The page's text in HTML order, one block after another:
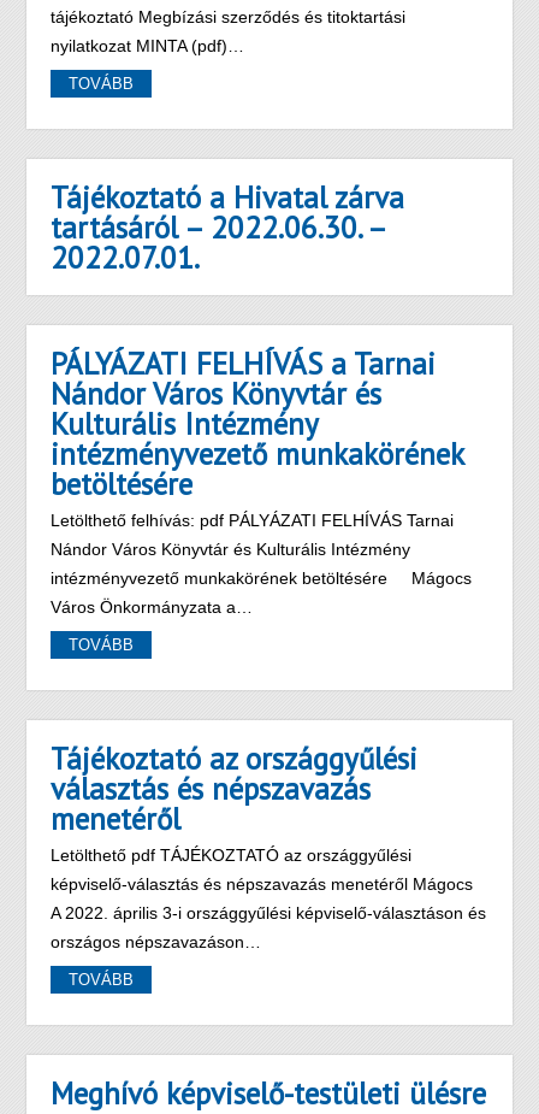
tájékoztató Megbízási szerződés és titoktartási
nyilatkozat MINTA (pdf)…
TOVÁBB
Tájékoztató a Hivatal zárva
tartásáról – 2022.06.30. –
2022.07.01.
PÁLYÁZATI FELHÍVÁS a Tarnai
Nándor Város Könyvtár és
Kulturális Intézmény
intézményvezető munkakörének
betöltésére
Letölthető felhívás: pdf PÁLYÁZATI FELHÍVÁS Tarnai
Nándor Város Könyvtár és Kulturális Intézmény
intézményvezető munkakörének betöltésére Mágocs
Város Önkormányzata a…
TOVÁBB
Tájékoztató az országgyűlési
választás és népszavazás
menetéről
Letölthető pdf TÁJÉKOZTATÓ az országgyűlési
képviselő-választás és népszavazás menetéről Mágocs
A 2022. április 3-i országgyűlési képviselő-választáson és
országos népszavazáson…
TOVÁBB
Meghívó képviselő-testületi ülésre